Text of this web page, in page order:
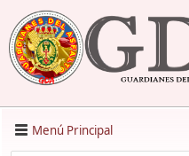
Menú Principal